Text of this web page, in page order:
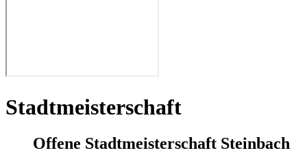
Stadtmeisterschaft
Offene Stadtmeisterschaft Steinbach